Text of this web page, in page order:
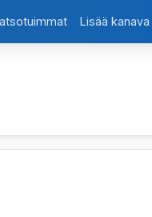
Lisää kanava